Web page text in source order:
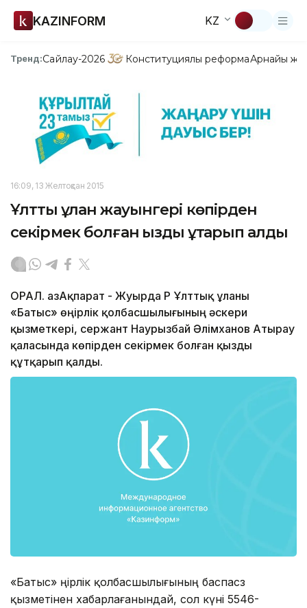
KAZINFORM KZ
Тренд:Сайлау-2026 Конституциялық реформаАрнайы
16:09, 13 Желтоқсан 2015
Ұлттық ұлан жауынгері көпірден
секірмек болған қызды құтқарып қалды
ОРАЛ. ҚазАқпарат - Жуырда ҚР Ұлттық ұланы
«Батыс» өңірлік қолбасшылығының әскери
қызметкері, сержант Наурызбай Әлімханов Атырау
қаласында көпірден секірмек болған қызды
құтқарып қалды.
«Батыс» өңірлік қолбасшылығының баспасөз
қызметінен хабарлағанындай, сол күні 5546-